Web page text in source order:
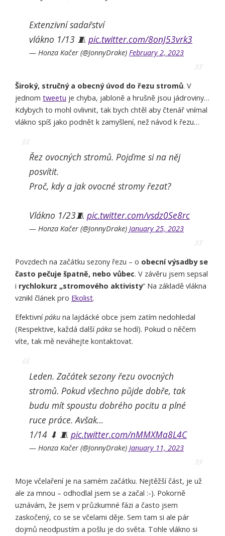
Extenzivní sadařství
vlákno 1/13 🧵 pic.twitter.com/8onJ53vrk3
— Honza Kačer (@JonnyDrake) February 2, 2023
Široký, stručný a obecný úvod do řezu stromů. V
jednom tweetu je chyba, jabloně a hrušně jsou jádroviny…
Kdybych to mohl ovlivnit, tak bych chtěl aby čtenář vnímal
vlákno spíš jako podnět k zamyšlení, než návod k řezu…
Řez ovocných stromů. Pojďme si na něj
posvítit.
Proč, kdy a jak ovocné stromy řezat?
Vlákno 1/23🧵 pic.twitter.com/vsdz0Se8rc
— Honza Kačer (@JonnyDrake) January 25, 2023
Povzdech na začátku sezony řezu – o obecní výsadby se
často pečuje špatně, nebo vůbec. V závěru jsem sepsal
i rychlokurz „stromového aktivisty“ Na základě vlákna
vznikl článek pro Ekolist.
Efektivnípáku na lajdácké obce jsem zatím nedohledal
(Respektive, každá dalšípáka se hodí). Pokud o něčem
víte, tak mě neváhejte kontaktovat.
Leden. Začátek sezony řezu ovocných
stromů. Pokud všechno půjde dobře, tak
budu mít spoustu dobrého pocitu a plné
ruce práce. Avšak…
1/14 ⬇ 🧵 pic.twitter.com/nMMXMa8L4C
— Honza Kačer (@JonnyDrake) January 11, 2023
Moje včelaření je na samém začátku. Nejtěžší část, je už
ale za mnou – odhodlal jsem se a začal :-). Pokorně
uznávám, že jsem v průzkumné fázi a často jsem
zaskočený, co se se včelami děje. Sem tam si ale pár
dojmů neodpustím a pošlu je do světa. Tohle vlákno si